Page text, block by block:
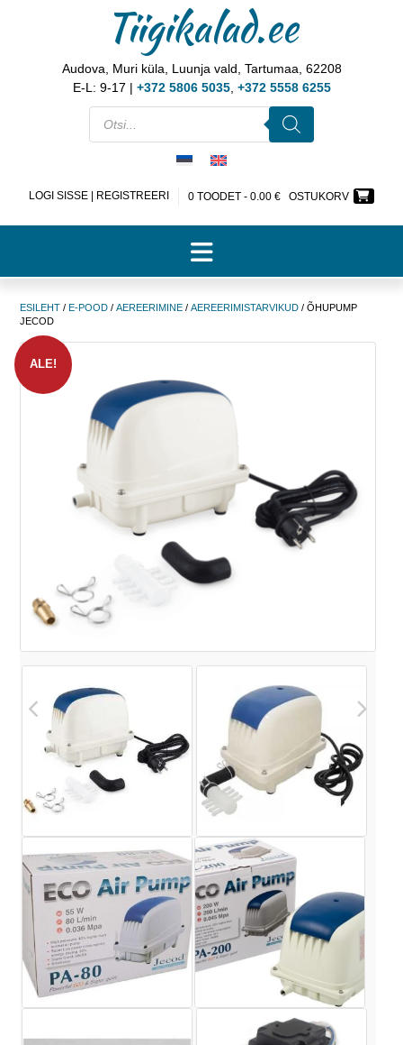
Tiigikalad.ee
Audova, Muri küla, Luunja vald, Tartumaa, 62208
E-L: 9-17 | +372 5806 5035, +372 5558 6255
LOGI SISSE | REGISTREERI 0 TOODET - 0.00 € OSTUKORV
ESILEHT / E-POOD / AEREERIMINE / AEREERIMISTARVIKUD / ÕHUPUMP
JECOD
ALE!